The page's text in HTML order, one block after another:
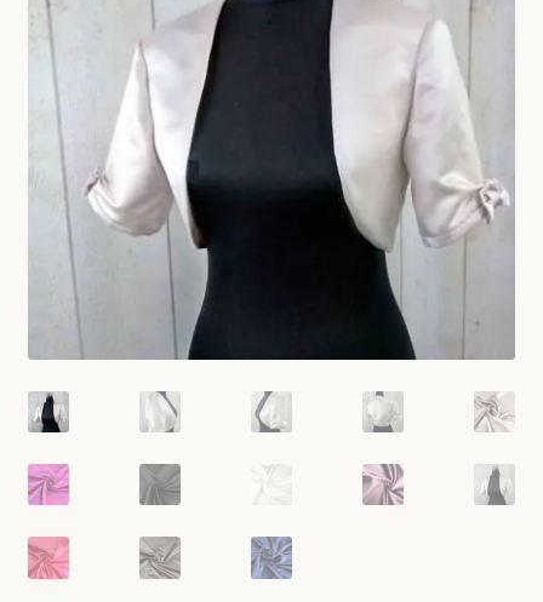
Boléro | veste Mariage
tenue mariage femme